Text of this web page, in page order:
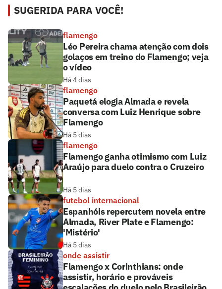
SUGERIDA PARA VOCÊ!
flamengo
Léo Pereira chama atenção com dois
golaços em treino do Flamengo; veja
o vídeo
Há 4 dias
flamengo
Paquetá elogia Almada e revela
conversa com Luiz Henrique sobre
Flamengo
Há 5 dias
flamengo
Flamengo ganha otimismo com Luiz
Araújo para duelo contra o Cruzeiro
Há 5 dias
futebol internacional
Espanhóis repercutem novela entre
Almada, River Plate e Flamengo:
'Mistério'
Há 5 dias
onde assistir
Flamengo x Corinthians: onde
assistir, horário e prováveis